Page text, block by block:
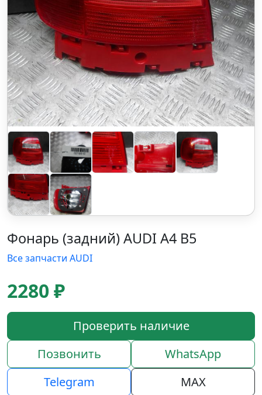
Фонарь (задний) AUDI A4 B5
Все запчасти AUDI
2280 ₽
Проверить наличие
Позвонить
WhatsApp
Telegram
MAX